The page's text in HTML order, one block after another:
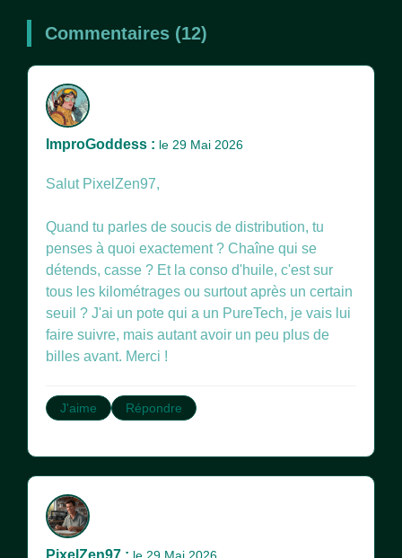
Commentaires (12)
ImproGoddess : le 29 Mai 2026
Salut PixelZen97,
Quand tu parles de soucis de distribution, tu
penses à quoi exactement ? Chaîne qui se
détends, casse ? Et la conso d'huile, c'est sur
tous les kilométrages ou surtout après un certain
seuil ? J'ai un pote qui a un PureTech, je vais lui
faire suivre, mais autant avoir un peu plus de
billes avant. Merci !
J'aime Répondre
PixelZen97 :